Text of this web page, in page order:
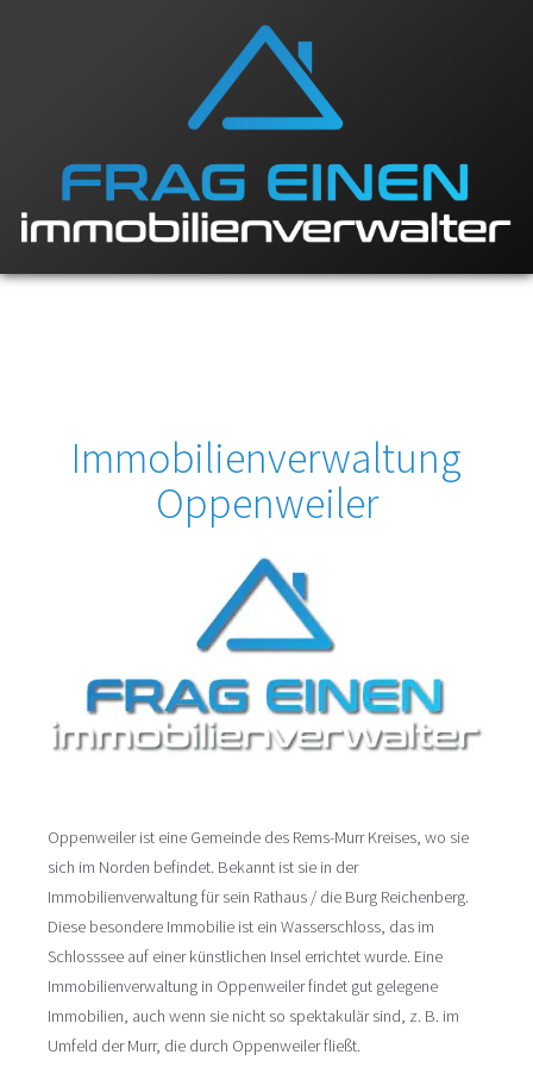
Immobilienverwaltung
Oppenweiler
Oppenweiler ist eine Gemeinde des Rems-Murr Kreises, wo sie
sich im Norden befindet. Bekannt ist sie in der
Immobilienverwaltung für sein Rathaus / die Burg Reichenberg.
Diese besondere Immobilie ist ein Wasserschloss, das im
Schlosssee auf einer künstlichen Insel errichtet wurde. Eine
Immobilienverwaltung in Oppenweiler findet gut gelegene
Immobilien, auch wenn sie nicht so spektakulär sind, z. B. im
Umfeld der Murr, die durch Oppenweiler fließt.